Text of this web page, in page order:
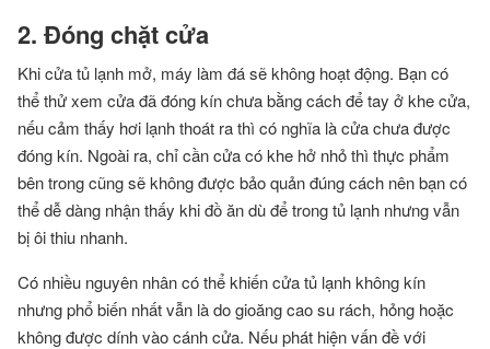
2. Đóng chặt cửa
Khi cửa tủ lạnh mở, máy làm đá sẽ không hoạt động. Bạn có
thể thử xem cửa đã đóng kín chưa bằng cách để tay ở khe cửa,
nếu cảm thấy hơi lạnh thoát ra thì có nghĩa là cửa chưa được
đóng kín. Ngoài ra, chỉ cần cửa có khe hở nhỏ thì thực phẩm
bên trong cũng sẽ không được bảo quản đúng cách nên bạn có
thể dễ dàng nhận thấy khi đồ ăn dù để trong tủ lạnh nhưng vẫn
bị ôi thiu nhanh.
Có nhiều nguyên nhân có thể khiến cửa tủ lạnh không kín
nhưng phổ biến nhất vẫn là do gioăng cao su rách, hỏng hoặc
không được dính vào cánh cửa. Nếu phát hiện vấn đề với